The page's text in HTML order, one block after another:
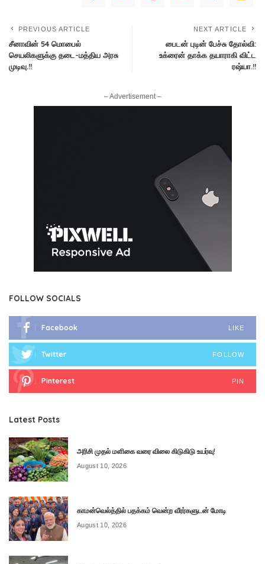
PREVIOUS ARTICLE
சீனாவின் 54 மொபைல்
செயலிகளுக்கு தடை-மத்திய அரசு
முடிவு.!!
NEXT ARTICLE
பைடன் புடின் பேச்சு தோல்வி:
உக்ரைன் தாக்க தயாராகி விட்ட
ரஷ்யா.!!
– Advertisement –
FOLLOW SOCIALS
Facebook LIKE
Twitter FOLLOW
Pinterest PIN
Latest Posts
அரிசி முதல் மளிகை வரை விலை கிடுகிடு உயர்வு!
August 10, 2026
காமன்வெல்த்தில் பதக்கம் வென்ற வீரர்களுடன் மோடி
August 10, 2026